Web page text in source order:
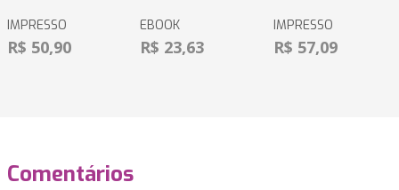
IMPRESSO
R$ 50,90
EBOOK
R$ 23,63
IMPRESSO
R$ 57,09
Comentários